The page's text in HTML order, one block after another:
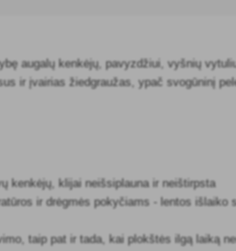
augalų kenkėjų, pavyzdžiui, vyšnių
ir įvairias žiedgraužas, ypač svogūninį
kenkėjų, klijai neišsiplauna ir neištirpsta
ir drėgmės pokyčiams - lentos
taip pat ir tada, kai plokštės ilgą laiką